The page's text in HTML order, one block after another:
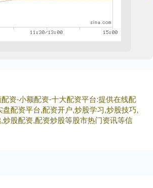
资-小额配资-十大配资平台:提供在线配
配资平台,配资开户,炒股学习,炒股技巧,
炒股配资,配资炒股等股市热门资讯等信